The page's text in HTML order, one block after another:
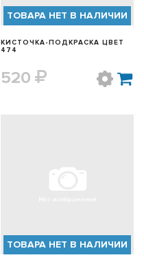
ТОВАРА НЕТ В НАЛИЧИИ
КИСТОЧКА-ПОДКРАСКА ЦВЕТ
474
520
ТОВАРА НЕТ В НАЛИЧИИ